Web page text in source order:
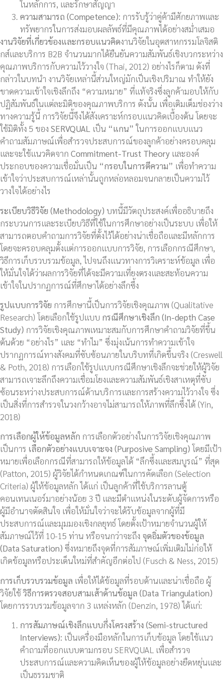
ในหลักการ, และรักษาสัญญา
ความสามารถ (Competence): การรับรู้ว่าคู่ค้ามีศักยภาพและ
ทรัพยากรในการส่งมอบผลลัพธ์ที่มีคุณภาพได้อย่างสม่ำเสมอ
งานวิจัยที่เกี่ยวข้องและกรอบแนวคิดงานวิจัยในอุตสาหกรรมโลจิสติ
กส์และบริการ B2B จำนวนมากได้ยืนยันความสัมพันธ์เชิงบวกระหว่าง
คุณภาพบริการกับความไว้วางใจ (Thai, 2012) อย่างไรก็ตาม ดังที่
กล่าวในบทนำ งานวิจัยเหล่านี้ส่วนใหญ่มักเป็นเชิงปริมาณ ทำให้ยัง
ขาดความเข้าใจเชิงลึกถึง “ความหมาย” ที่แท้จริงซึ่งลูกค้ามอบให้กับ
ปฏิสัมพันธ์ในแต่ละมิติของคุณภาพบริการ ดังนั้น เพื่อเติมเต็มช่องว่าง
ทางความรู้นี้ การวิจัยนี้จึงได้สังเคราะห์กรอบแนวคิดเบื้องต้น โดยจะ
ใช้มิติทั้ง 5 ของ SERVQUAL เป็น “แกน” ในการออกแบบแนว
คำถามสัมภาษณ์เพื่อสำรวจประสบการณ์ของลูกค้าอย่างครอบคลุม
และจะใช้แนวคิดจาก Commitment-Trust Theory และองค์
ประกอบของความเชื่อมั่นเป็น “กรอบในการตีความ” เพื่อทำความ
เข้าใจว่าประสบการณ์เหล่านั้นถูกหล่อหลอมจนกลายเป็นความไว้
วางใจได้อย่างไร
ระเบียบวิธีวิจัย (Methodology) บทนี้มีวัตถุประสงค์เพื่ออธิบายถึง
กระบวนการและระเบียบวิธีที่ใช้ในการศึกษาอย่างเป็นระบบ เพื่อให้
สามารถตอบคำถามการวิจัยที่ตั้งไว้ได้อย่างน่าเชื่อถือและมีหลักการ
โดยจะครอบคลุมตั้งแต่การออกแบบการวิจัย, การเลือกกรณีศึกษา,
วิธีการเก็บรวบรวมข้อมูล, ไปจนถึงแนวทางการวิเคราะห์ข้อมูล เพื่อ
ให้มั่นใจได้ว่าผลการวิจัยที่ได้จะมีความเที่ยงตรงและสะท้อนความ
เข้าใจในปรากฏการณ์ที่ศึกษาได้อย่างลึกซึ้ง
รูปแบบการวิจัย การศึกษานี้เป็นการวิจัยเชิงคุณภาพ (Qualitative
Research) โดยเลือกใช้รูปแบบ กรณีศึกษาเชิงลึก (In-depth Case
Study) การวิจัยเชิงคุณภาพเหมาะสมกับการศึกษาคำถามวิจัยที่ขึ้น
ต้นด้วย “อย่างไร” และ “ทำไม” ซึ่งมุ่งเน้นการทำความเข้าใจ
ปรากฏการณ์ทางสังคมที่ซับซ้อนภายในบริบทที่เกิดขึ้นจริง (Creswell
& Poth, 2018) การเลือกใช้รูปแบบกรณีศึกษาเชิงลึกจะช่วยให้ผู้วิจัย
สามารถเจาะลึกถึงความเชื่อมโยงและความสัมพันธ์เชิงสาเหตุที่ซับ
ซ้อนระหว่างประสบการณ์ด้านบริการและการสร้างความไว้วางใจ ซึ่ง
เป็นสิ่งที่การสำรวจในวงกว้างอาจไม่สามารถให้ภาพที่ลึกซึ้งได้ (Yin,
2018)
การเลือกผู้ให้ข้อมูลหลัก การเลือกตัวอย่างในการวิจัยเชิงคุณภาพ
เป็นการ เลือกตัวอย่างแบบเจาะจง (Purposive Sampling) โดยมีเป้า
หมายเพื่อเลือกกรณีที่สามารถให้ข้อมูลได้ “ลึกซึ้งและสมบูรณ์” ที่สุด
(Patton, 2015) ผู้วิจัยได้กำหนดเกณฑ์ในการคัดเลือก (Selection
Criteria) ผู้ให้ข้อมูลหลัก ได้แก่ เป็นลูกค้าที่ใช้บริการลานตู้
คอนเทนเนอร์มาอย่างน้อย 3 ปี และมีตำแหน่งในระดับผู้จัดการหรือ
ผู้มีอำนาจตัดสินใจ เพื่อให้มั่นใจว่าจะได้รับข้อมูลจากผู้ที่มี
ประสบการณ์และมุมมองเชิงกลยุทธ์ โดยตั้งเป้าหมายจำนวนผู้ให้
สัมภาษณ์ไว้ที่ 10-15 ท่าน หรือจนกว่าจะถึง จุดอิ่มตัวของข้อมูล
(Data Saturation) ซึ่งหมายถึงจุดที่การสัมภาษณ์เพิ่มเติมไม่ก่อให้
เกิดข้อมูลหรือประเด็นใหม่ที่สำคัญอีกต่อไป (Fusch & Ness, 2015)
การเก็บรวบรวมข้อมูล เพื่อให้ได้ข้อมูลที่รอบด้านและน่าเชื่อถือ ผู้
วิจัยใช้วิธีการตรวจสอบสามเส้าด้านข้อมูล (Data Triangulation)
โดยการรวบรวมข้อมูลจาก 3 แหล่งหลัก (Denzin, 1978) ได้แก่:
การสัมภาษณ์เชิงลึกแบบกึ่งโครงสร้าง (Semi-structured
Interviews): เป็นเครื่องมือหลักในการเก็บข้อมูล โดยใช้แนว
คำถามที่ออกแบบตามกรอบ SERVQUAL เพื่อสำรวจ
ประสบการณ์และความคิดเห็นของผู้ให้ข้อมูลอย่างยืดหยุ่นและ
เป็นธรรมชาติ